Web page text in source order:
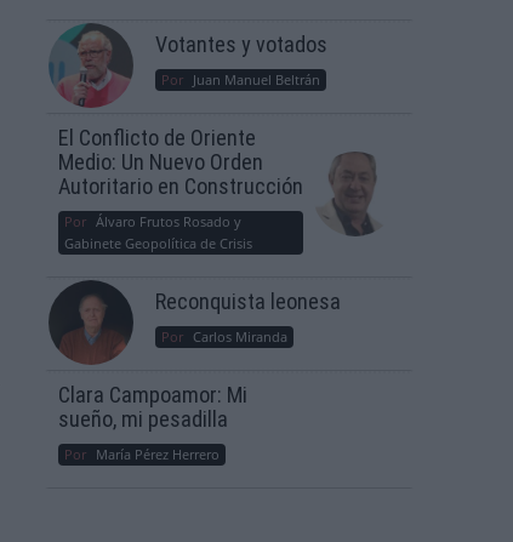
Votantes y votados
Por Juan Manuel Beltrán
El Conflicto de Oriente
Medio: Un Nuevo Orden
Autoritario en Construcción
Por Álvaro Frutos Rosado y
Gabinete Geopolítica de Crisis
Reconquista leonesa
Por Carlos Miranda
Clara Campoamor: Mi
sueño, mi pesadilla
Por María Pérez Herrero